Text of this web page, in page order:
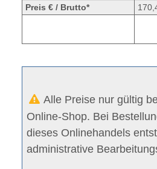
Preis € / Brutto*
Alle Preise nur gültig
Online-Shop. Bei
dieses Onlinehandels
administrative